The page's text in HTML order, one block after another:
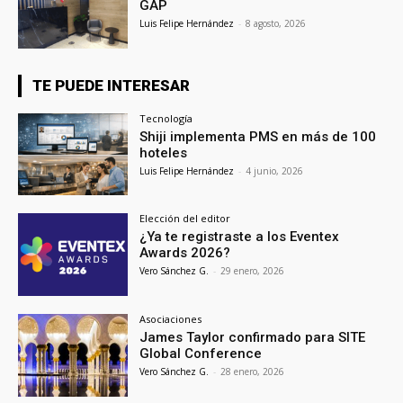
GAP
Luis Felipe Hernández - 8 agosto, 2026
TE PUEDE INTERESAR
Tecnología
Shiji implementa PMS en más de 100
hoteles
Luis Felipe Hernández - 4 junio, 2026
Elección del editor
¿Ya te registraste a los Eventex
Awards 2026?
Vero Sánchez G. - 29 enero, 2026
Asociaciones
James Taylor confirmado para SITE
Global Conference
Vero Sánchez G. - 28 enero, 2026